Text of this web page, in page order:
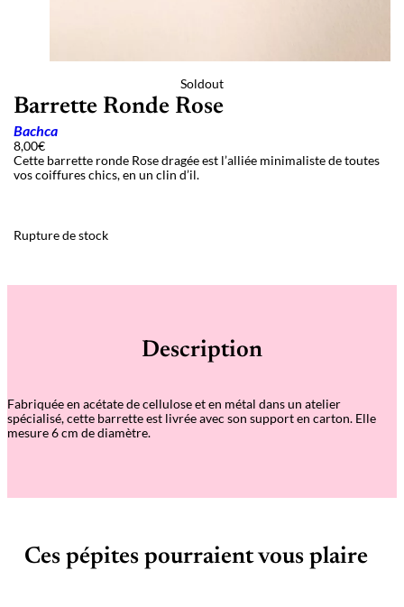
Soldout
Barrette Ronde Rose
Bachca
8,00€
Cette barrette ronde Rose dragée est l’alliée minimaliste de toutes
vos coiffures chics, en un clin d’il.
Rupture de stock
Description
Fabriquée en acétate de cellulose et en métal dans un atelier
spécialisé, cette barrette est livrée avec son support en carton. Elle
mesure 6 cm de diamètre.
Ces pépites pourraient vous plaire